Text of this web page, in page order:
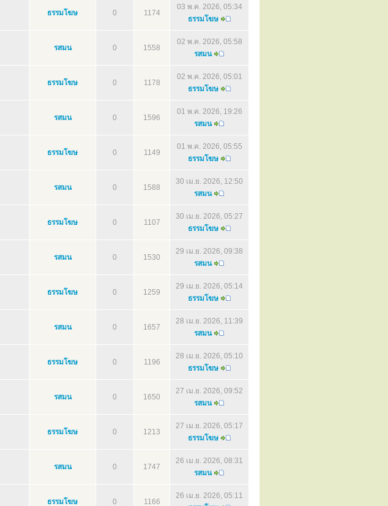
ธรรมโฆษ 0 1174
03 พ.ค. 2026, 05:34
ธรรมโฆษ
รสมน 0 1558
02 พ.ค. 2026, 05:58
รสมน
ธรรมโฆษ 0 1178
02 พ.ค. 2026, 05:01
ธรรมโฆษ
รสมน 0 1596
01 พ.ค. 2026, 19:26
รสมน
ธรรมโฆษ 0 1149
01 พ.ค. 2026, 05:55
ธรรมโฆษ
รสมน 0 1588
30 เม.ย. 2026, 12:50
รสมน
ธรรมโฆษ 0 1107
30 เม.ย. 2026, 05:27
ธรรมโฆษ
รสมน 0 1530
29 เม.ย. 2026, 09:38
รสมน
ธรรมโฆษ 0 1259
29 เม.ย. 2026, 05:14
ธรรมโฆษ
รสมน 0 1657
28 เม.ย. 2026, 11:39
รสมน
ธรรมโฆษ 0 1196
28 เม.ย. 2026, 05:10
ธรรมโฆษ
รสมน 0 1650
27 เม.ย. 2026, 09:52
รสมน
ธรรมโฆษ 0 1213
27 เม.ย. 2026, 05:17
ธรรมโฆษ
รสมน 0 1747
26 เม.ย. 2026, 08:31
รสมน
ธรรมโฆษ 0 1166
26 เม.ย. 2026, 05:11